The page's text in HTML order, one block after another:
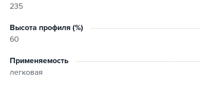
235
Высота профиля (%)
60
Применяемость
легковая